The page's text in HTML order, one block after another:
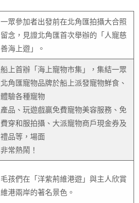
一眾參加者出發前在北角匯拍攝大合照
留念，見證北角匯首次舉辦的「人寵慈
善海上遊」。
船上首辦「海上寵物市集」，集結一眾
北角匯寵物品牌於船上派發寵物鮮食、
體驗各種寵物
產品、玩遊戲贏免費寵物美容服務、免
費穿和服拍攝、大派寵物商戶現金券及
禮品等，場面
非常熱鬧！
毛孩們在「洋紫荊維港遊」與主人欣賞
維港兩岸的著名景色。